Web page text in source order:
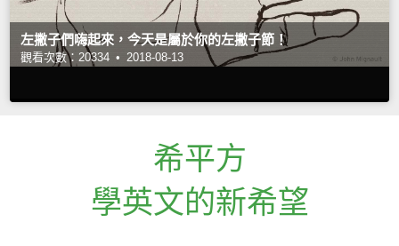
左撇子們嗨起來，今天是屬於你的左撇子節！
觀看次數：20334 • 2018-08-13
希平方
學英文的新希望